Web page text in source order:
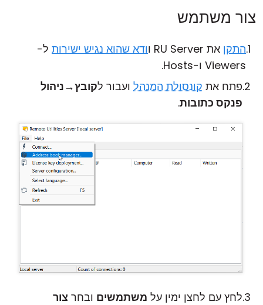
צור משתמש
התקן את RU Server ו ודא שהוא נגיש ישירות ל-
Viewers ו-Hosts.
פתח את קונסולת המנהל ועבור לקובץ→ניהול
פנקס כתובות.
לחץ עם לחצן ימין על משתמשים ובחר צור